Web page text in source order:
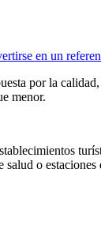
en un
por la
menor.
o